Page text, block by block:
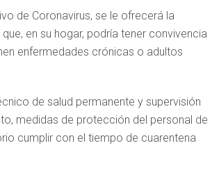
de Coronavirus, se le ofrecerá la
en su hogar, podría tener convivencia
enfermedades crónicas o adultos
de salud permanente y supervisión
medidas de protección del personal de
cumplir con el tiempo de cuarentena